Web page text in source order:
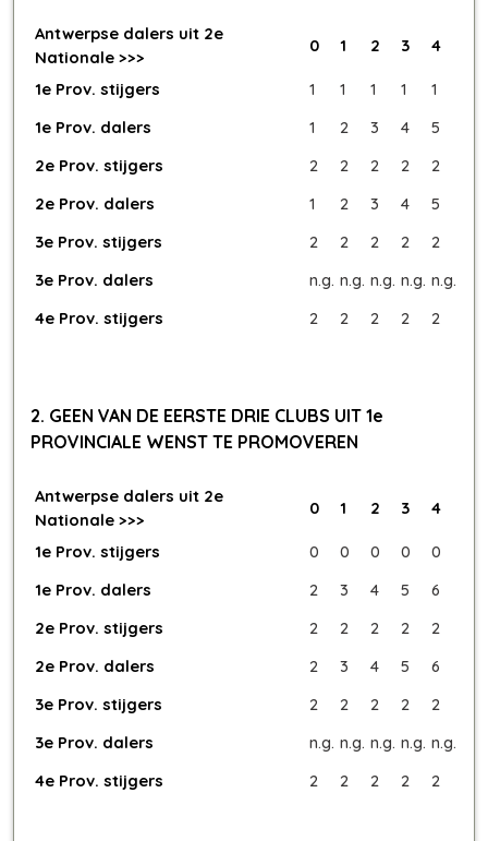
Antwerpse dalers uit 2e
Nationale >>>
0 1 2 3 4
1e Prov. stijgers 1 1 1 1
1
1e Prov. dalers
1 2 3 4
5
2e Prov. stijgers
2 2 2 2
2
2e Prov. dalers
1 2 3 4
5
3e Prov. stijgers
2 2 2 2
2
3e Prov. dalers
n.g. n.g. n.g. n.g. n.g.
4e Prov. stijgers
2 2 2 2 2
2. GEEN VAN DE EERSTE DRIE CLUBS UIT 1e
PROVINCIALE WENST TE PROMOVEREN
Antwerpse dalers uit 2e
Nationale >>>
0 1 2 3 4
1e Prov. stijgers 0 0 0 0
0
1e Prov. dalers
2 3 4 5
6
2e Prov. stijgers
2 2 2 2
2
2e Prov. dalers
2 3 4 5
6
3e Prov. stijgers
2 2 2 2
2
3e Prov. dalers
n.g. n.g. n.g. n.g. n.g.
4e Prov. stijgers
2 2 2 2 2